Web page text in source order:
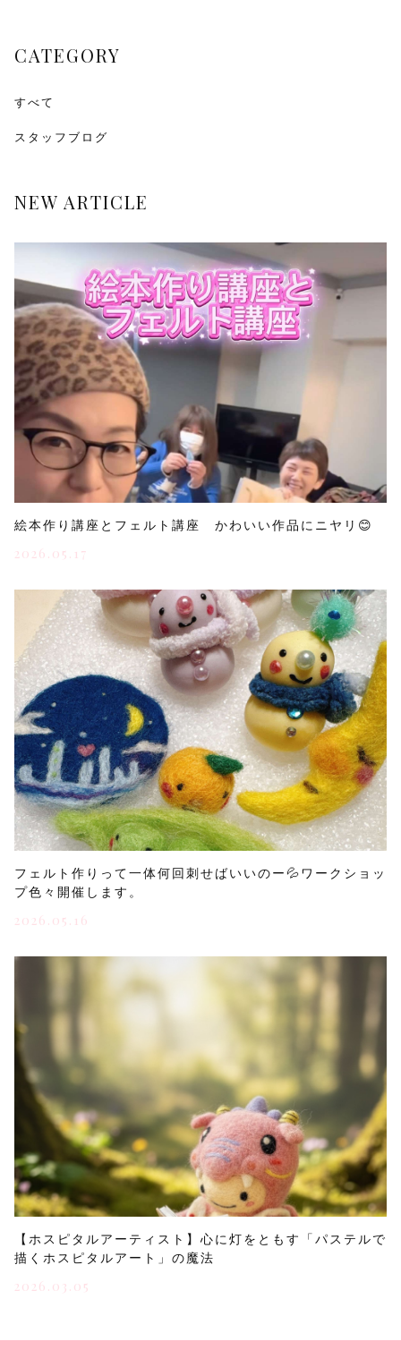
CATEGORY
すべて
スタッフブログ
NEW ARTICLE
絵本作り講座とフェルト講座 かわいい作品にニヤリ😊
2026.05.17
フェルト作りって一体何回刺せばいいのー💦ワークショッ
プ色々開催します。
2026.05.16
【ホスピタルアーティスト】心に灯をともす「パステルで
描くホスピタルアート」の魔法
2026.03.05